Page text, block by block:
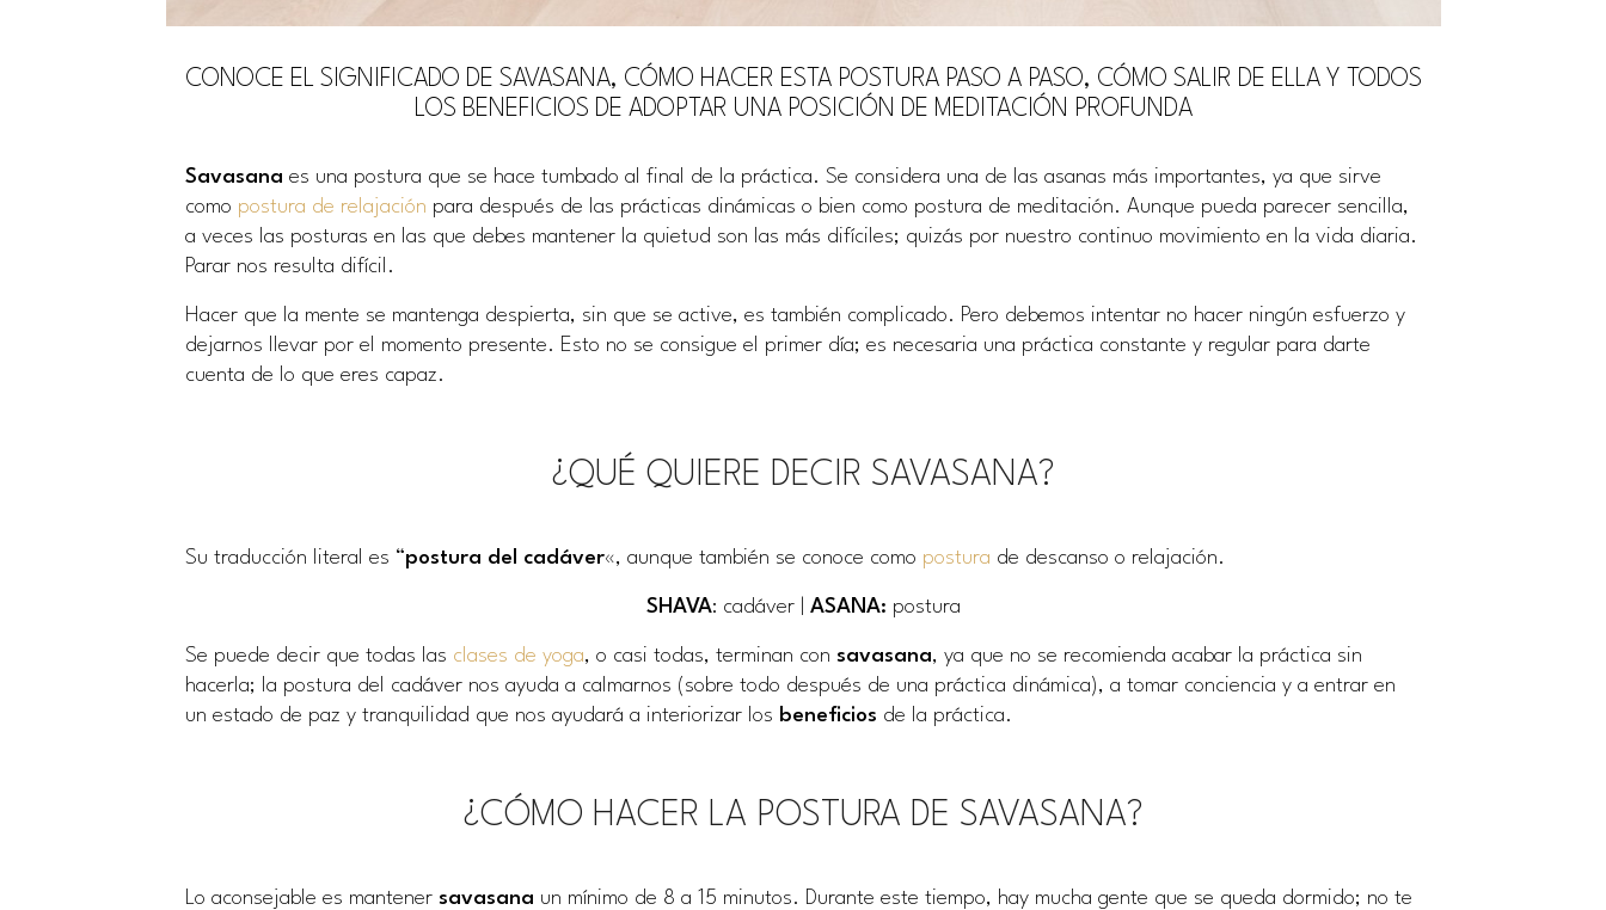
CONOCE EL SIGNIFICADO DE SAVASANA, CÓMO HACER ESTA POSTURA PASO A PASO, CÓMO SALIR DE ELLA Y TODOS
LOS BENEFICIOS DE ADOPTAR UNA POSICIÓN DE MEDITACIÓN PROFUNDA
Savasana es una postura que se hace tumbado al final de la práctica. Se considera una de las asanas más importantes, ya que sirve
como postura de relajación para después de las prácticas dinámicas o bien como postura de meditación. Aunque pueda parecer sencilla,
a veces las posturas en las que debes mantener la quietud son las más difíciles; quizás por nuestro continuo movimiento en la vida diaria.
Parar nos resulta difícil.
Hacer que la mente se mantenga despierta, sin que se active, es también complicado. Pero debemos intentar no hacer ningún esfuerzo y
dejarnos llevar por el momento presente. Esto no se consigue el primer día; es necesaria una práctica constante y regular para darte
cuenta de lo que eres capaz.
¿QUÉ QUIERE DECIR SAVASANA?
Su traducción literal es “postura del cadáver«, aunque también se conoce como postura de descanso o relajación.
SHAVA: cadáver | ASANA: postura
Se puede decir que todas las clases de yoga, o casi todas, terminan con savasana, ya que no se recomienda acabar la práctica sin
hacerla; la postura del cadáver nos ayuda a calmarnos (sobre todo después de una práctica dinámica), a tomar conciencia y a entrar en
un estado de paz y tranquilidad que nos ayudará a interiorizar los beneficios de la práctica.
¿CÓMO HACER LA POSTURA DE SAVASANA?
Lo aconsejable es mantener savasana un mínimo de 8 a 15 minutos. Durante este tiempo, hay mucha gente que se queda dormido; no te